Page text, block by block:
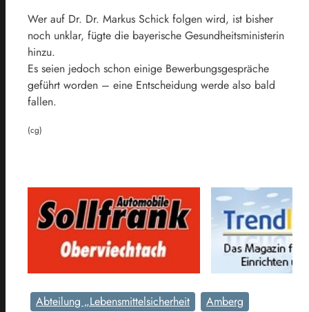
Wer auf Dr. Dr. Markus Schick folgen wird, ist bisher
noch unklar, fügte die bayerische Gesundheitsministerin
hinzu.
Es seien jedoch schon einige Bewerbungsgespräche
geführt worden – eine Entscheidung werde also bald
fallen.
(cg)
Abteilung „Lebensmittelsicherheit
Amberg